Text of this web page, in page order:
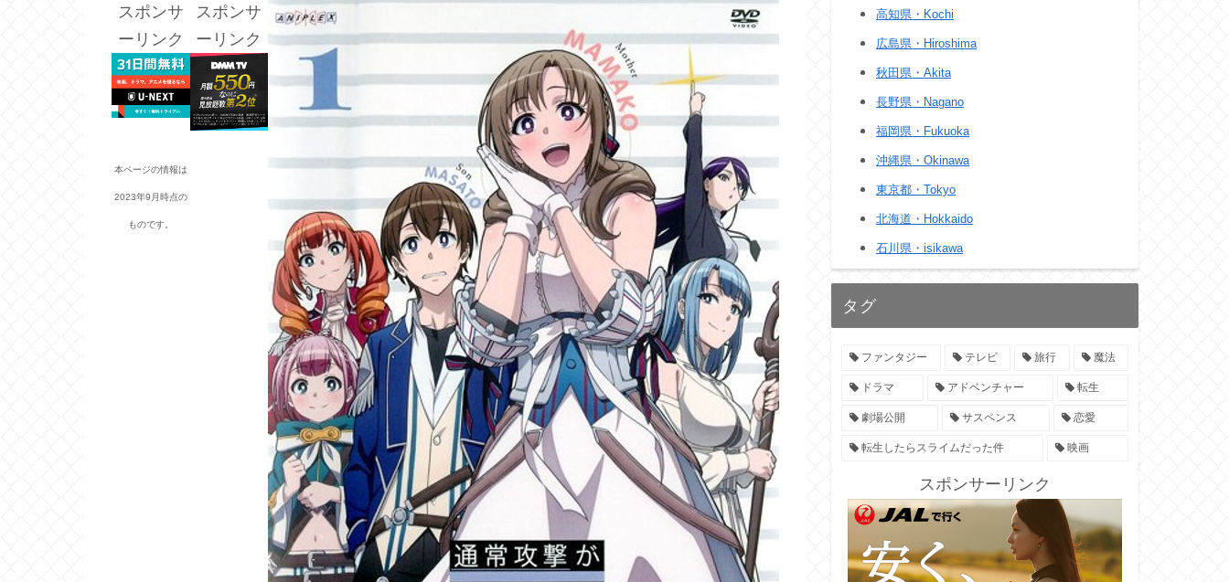
スポンサ
ーリンク
本ページの情報は
2023年9月時点の
ものです。
スポンサ
ーリンク
高知県・Kochi
広島県・Hiroshima
秋田県・Akita
長野県・Nagano
福岡県・Fukuoka
沖縄県・Okinawa
東京都・Tokyo
北海道・Hokkaido
石川県・isikawa
タグ
ファンタジー テレビ 旅行 魔法
ドラマ アドベンチャー 転生
劇場公開 サスペンス 恋愛
転生したらスライムだった件 映画
スポンサーリンク